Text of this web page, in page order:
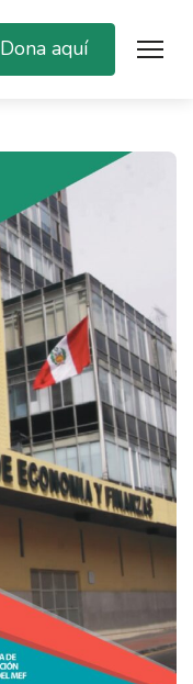
Dona aquí